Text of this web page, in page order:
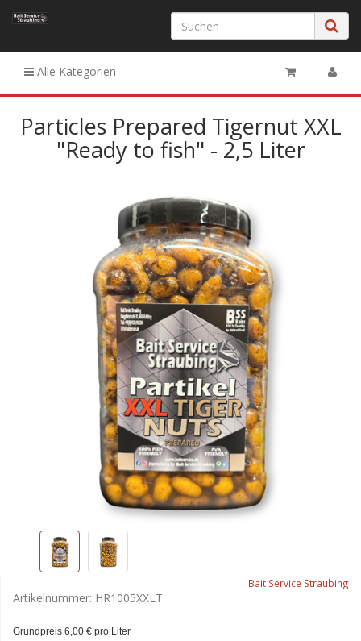
Alle Kategorien
Particles Prepared Tigernut XXL
"Ready to fish" - 2,5 Liter
Bait Service Straubing
Artikelnummer: HR1005XXLT
Grundpreis 6,00 € pro Liter